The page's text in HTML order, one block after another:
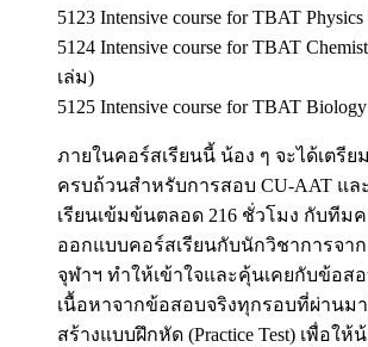
5123 Intensive course for TBAT
5124 Intensive course for TBAT
เล่ม)
5125 Intensive course for TBAT
ภายในคอร์สเรียนนี้ น้อง ๆ จะได้เตรี
ครบถ้วนสำหรับการสอบ CU-AAT แล
เรียนเข้มข้นตลอด 216 ชั่วโมง กับทีม
ออกแบบคอร์สเรียนกับนักวิชาการจาก
จุฬาฯ ทำให้เข้าใจและคุ้นเคยกับข้อสอ
เนื้อหาจากข้อสอบจริงทุกรอบที่ผ่านม
สร้างแบบฝึกหัด (Practice Test) เพื่อให้